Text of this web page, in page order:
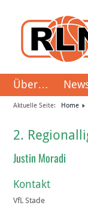
Über…
Aktuelle Seite: Home
2.
Justin Moradi
Kontakt
VfL Stade